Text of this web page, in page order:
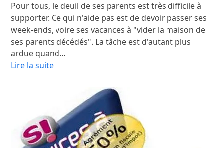
Pour tous, le deuil de ses parents est très difficile à
supporter. Ce qui n'aide pas est de devoir passer ses
week-ends, voire ses vacances à "vider la maison de
ses parents décédés". La tâche est d'autant plus
ardue quand…
Lire la suite